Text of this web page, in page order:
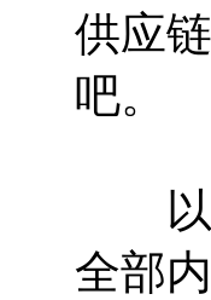
供应
吧。
以
全部